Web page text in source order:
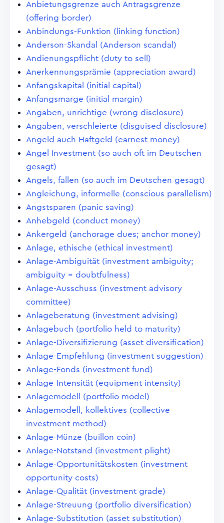
Anbietungsgrenze auch Antragsgrenze
(offering border)
Anbindungs-Funktion (linking function)
Anderson-Skandal (Anderson scandal)
Andienungspflicht (duty to sell)
Anerkennungsprämie (appreciation award)
Anfangskapital (initial capital)
Anfangsmarge (initial margin)
Angaben, unrichtige (wrong disclosure)
Angaben, verschleierte (disguised disclosure)
Angeld auch Haftgeld (earnest money)
Angel Investment (so auch oft im Deutschen
gesagt)
Angels, fallen (so auch im Deutschen gesagt)
Angleichung, informelle (conscious parallelism)
Angstsparen (panic saving)
Anhebgeld (conduct money)
Ankergeld (anchorage dues; anchor money)
Anlage, ethische (ethical investment)
Anlage-Ambiguität (investment ambiguity;
ambiguity = doubtfulness)
Anlage-Ausschuss (investment advisory
committee)
Anlageberatung (investment advising)
Anlagebuch (portfolio held to maturity)
Anlage-Diversifizierung (asset diversification)
Anlage-Empfehlung (investment suggestion)
Anlage-Fonds (investment fund)
Anlage-Intensität (equipment intensity)
Anlagemodell (portfolio model)
Anlagemodell, kollektives (collective
investment method)
Anlage-Münze (buillon coin)
Anlage-Notstand (investment plight)
Anlage-Opportunitätskosten (investment
opportunity costs)
Anlage-Qualität (investment grade)
Anlage-Streuung (portfolio diversification)
Anlage-Substitution (asset substitution)